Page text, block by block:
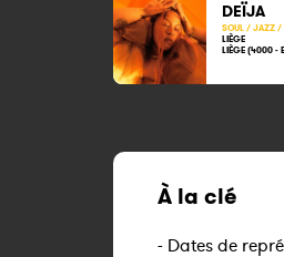
DEÏJA
SOUL / JAZZ /
LIÈGE
LIÈGE (4000 -
À la clé
- Dates de